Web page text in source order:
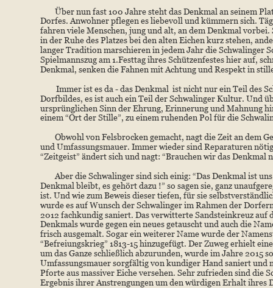
Über nun fast 100 Jahre steht das Denkmal an seinem
Dorfes. Anwohner pflegen es liebevoll und kümmern sich.
fahren viele Menschen, jung und alt, an dem Denkmal
in der Ruhe des Platzes bei den alten Eichen kurz stehen,
langer Tradition marschieren in jedem Jahr die Schwalinger
Spielmannszug am 1.Festtag ihres Schützenfestes hier auf,
Denkmal, senken die Fahnen mit Achtung und Respekt in
Immer ist es da - das Denkmal  ist nicht nur ein Teil des
Dorfbildes, es ist auch ein Teil der Schwalinger Kultur. Und
ursprünglichen Sinn der Ehrung, Erinnerung und Mahnung
einem “Ort der Stille”, zu einem ruhenden Pol für die
Obwohl von Felsbrocken gemacht, nagt die Zeit an dem
und Umfassungsmauer. Immer wieder sind Reparaturen
“Zeitgeist” ändert sich und nagt: “Brauchen wir das Denkmal
Aber die Schwalinger sind sich einig: “Das Denkmal ist
Denkmal bleibt, es gehört dazu !” so sagen sie, ganz
ist. Und wie zum Beweis dieser tiefen, für sie
wurde es auf Wunsch der Schwalinger im Rahmen der
2012 fachkundig saniert. Das verwitterte Sandsteinkreuz auf
Denkmals wurde gegen ein neues getauscht und auch die
frisch ausgemalt. Sogar ein weiterer Name wurde der
“Befreiungskrieg” 1813-15 hinzugefügt. Der Zuweg erhielt
um das Ganze schließlich abzurunden, wurde im Jahre 2015
Umfassungsmauer sorgfältig von kundiger Hand saniert und
Pforte aus massiver Eiche versehen. Sehr zufrieden sind die
Ergebnis ihrer Anstrengungen um den würdigen Erhalt ihres